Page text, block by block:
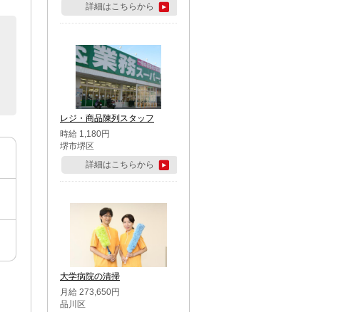
詳細はこちらから
レジ・商品陳列スタッフ
時給 1,180円
堺市堺区
詳細はこちらから
大学病院の清掃
月給 273,650円
品川区